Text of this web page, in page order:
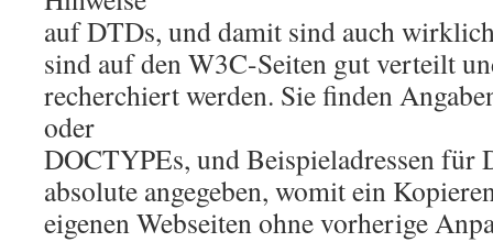
auf DTDs, und damit sind auch
sind auf den W3C-Seiten gut verteilt
recherchiert werden. Sie finden
oder
DOCTYPEs, und Beispieladressen für
absolute angegeben, womit ein
eigenen Webseiten ohne vorherige